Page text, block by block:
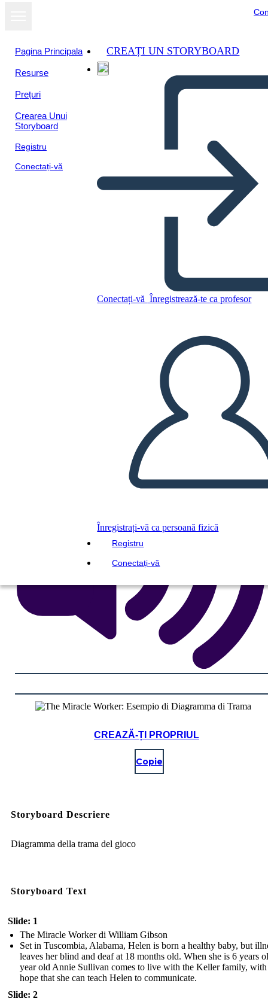
Pagina Principala
Resurse
Prețuri
Crearea Unui
Storyboard
Registru
Conectați-vă
CREAȚI UN STORYBOARD
Conectați-vă Înregistrează-te ca profesor
Înregistrați-vă ca persoană fizică
Registru
Conectați-vă
The Miracle Worker:
Esempio di Diagramma di
Trama
Copiați acest Storyboard
CREAȚI UN STORYBOARD
REDAȚI PREZENTAREA DE DIAPOZITIVE
CITESTE-MI
CREAZĂ-ȚI PROPRIUL
Copie
Storyboard Descriere
Diagramma della trama del gioco
Storyboard Text
Slide: 1
The Miracle Worker di William Gibson
Set in Tuscombia, Alabama, Helen is born a healthy baby, but
leaves her blind and deaf at 18 months old. When she is 6 years
year old Annie Sullivan comes to live with the Keller family, with
hope that she can teach Helen to communicate.
Slide: 2